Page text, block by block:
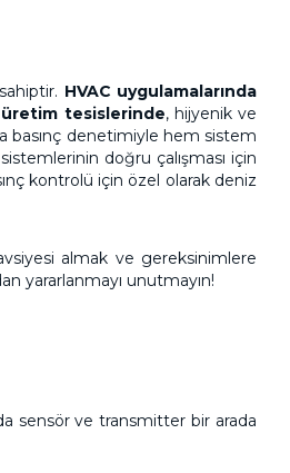
HVAC uygulamalarında
üretim tesislerinde, hijyenik ve
basınç denetimiyle hem sistem
doğru çalışması için
kontrolü için özel olarak deniz
almak ve gereksinimlere
yararlanmayı unutmayın!
sensör ve transmitter bir arada